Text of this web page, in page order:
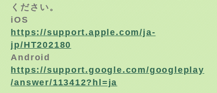
ください。
iOS
https://support.apple.com/ja-
jp/HT202180
Android
https://support.google.com/googleplay
/answer/113412?hl=ja